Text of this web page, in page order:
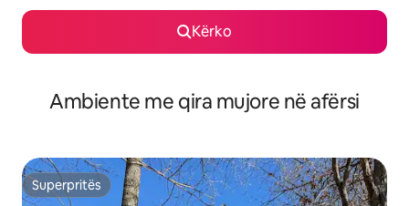
Kërko
Ambiente me qira mujore në afërsi
Superpritës
Superpritës